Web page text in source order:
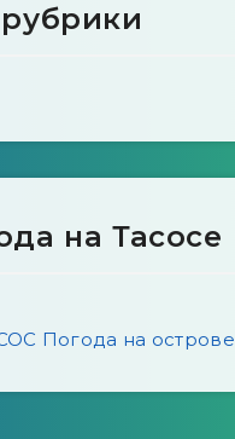
на Тасосе
Погода на острове